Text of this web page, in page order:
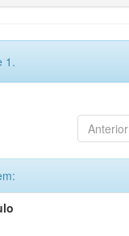
1.
Anterior